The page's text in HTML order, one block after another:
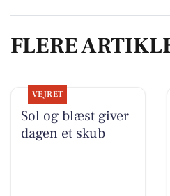
FLERE
VEJRET
Sol og blæst giver
dagen et skub